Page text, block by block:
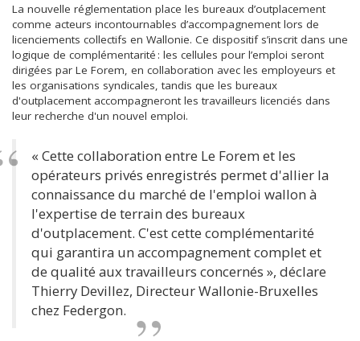
La nouvelle réglementation place les bureaux d’outplacement
comme acteurs incontournables d’accompagnement lors de
licenciements collectifs en Wallonie. Ce dispositif s’inscrit dans une
logique de complémentarité : les cellules pour l’emploi seront
dirigées par Le Forem, en collaboration avec les employeurs et
les organisations syndicales, tandis que les bureaux
d'outplacement accompagneront les travailleurs licenciés dans
leur recherche d'un nouvel emploi.
« Cette collaboration entre Le Forem et les
opérateurs privés enregistrés permet d'allier la
connaissance du marché de l'emploi wallon à
l'expertise de terrain des bureaux
d'outplacement. C'est cette complémentarité
qui garantira un accompagnement complet et
de qualité aux travailleurs concernés », déclare
Thierry Devillez, Directeur Wallonie-Bruxelles
chez Federgon.